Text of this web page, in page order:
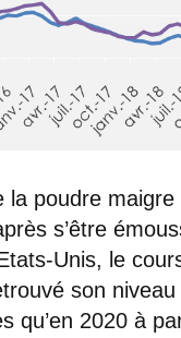
la poudre
s’être
Unis, le
son
qu’en 2020 à